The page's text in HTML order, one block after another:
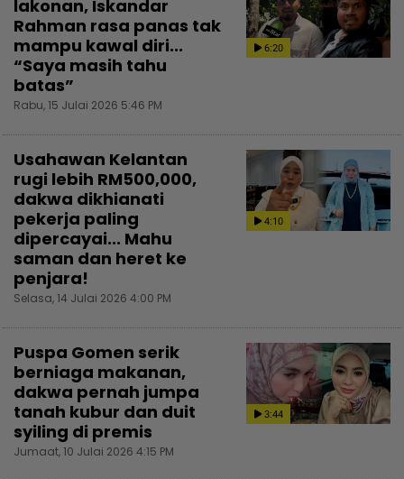
6:20
lakonan, Iskandar
Rahman rasa panas tak
mampu kawal diri...
“Saya masih tahu
batas”
Rabu, 15 Julai 2026 5:46 PM
4:10
Usahawan Kelantan
rugi lebih RM500,000,
dakwa dikhianati
pekerja paling
dipercayai... Mahu
saman dan heret ke
penjara!
Selasa, 14 Julai 2026 4:00 PM
3:44
Puspa Gomen serik
berniaga makanan,
dakwa pernah jumpa
tanah kubur dan duit
syiling di premis
Jumaat, 10 Julai 2026 4:15 PM